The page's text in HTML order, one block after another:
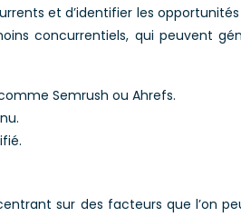
et d’identifier les
concurrentiels, qui peuvent
Semrush ou Ahrefs.
sur des facteurs que l’on